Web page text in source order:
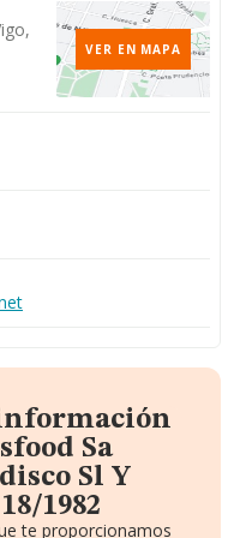
VER EN MAPA
Sa
Sl Y
1982
te proporcionamos